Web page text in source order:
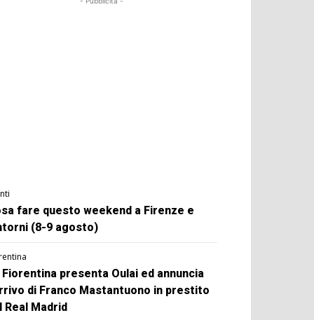
fare questo weekend a Firenze e
(8-9 agosto)
Fiorentina presenta Oulai ed annuncia
di Franco Mastantuono in prestito
Real Madrid